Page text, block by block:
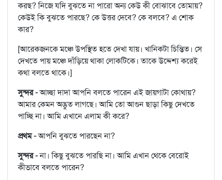
করছ? নিজে যদি বুঝতে না পারো অন্য কেউ কী বোঝাবে তোমায়?
কেউই কি বুঝতে পারছে? কে উত্তর দেবে? কে বলবে? এ শোক
কার?
[আরেকজনকে মঞ্চে উপস্থিত হতে দেখা যায়। খানিকটা চিন্তিত। সে
দেখতে পায় মঞ্চে দাঁড়িয়ে থাকা লোকটিকে। তাকে উদ্দেশ্য করেই
কথা বলতে থাকে।]
সুন্দর -আচ্ছা দাদা আপনি বলতে পারেন এই জায়গাটা কোথায়?
আমার কেমন অদ্ভুত লাগছে। আমি তো আগুন ছাড়া কিছু দেখতে
পাচ্ছি না। আমি এখানে এলাম কী করে?
প্রথম -আপনি বুঝতে পারছেন না?
সুন্দর -না। কিছু বুঝতে পারছি না। আমি এখান থেকে বেরোই
কীভাবে বলতে পারেন?